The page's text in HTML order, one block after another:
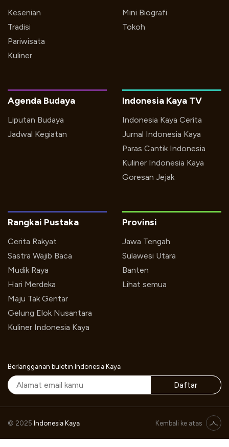
Kesenian
Tradisi
Pariwisata
Kuliner
Mini Biografi
Tokoh
Indonesia Kaya TV
Indonesia Kaya Cerita
Jurnal Indonesia Kaya
Paras Cantik Indonesia
Kuliner Indonesia Kaya
Goresan Jejak
Agenda Budaya
Liputan Budaya
Jadwal Kegiatan
Rangkai Pustaka
Cerita Rakyat
Sastra Wajib Baca
Mudik Raya
Hari Merdeka
Maju Tak Gentar
Gelung Elok Nusantara
Kuliner Indonesia Kaya
Provinsi
Jawa Tengah
Sulawesi Utara
Banten
Lihat semua
Berlangganan buletin Indonesia Kaya
Daftar
© 2025 Indonesia Kaya Kembali ke atas